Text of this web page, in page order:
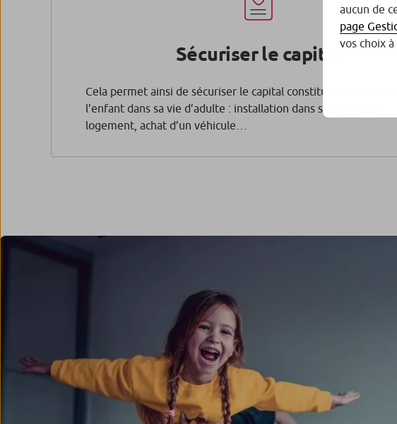
Sécuriser le capital
Cela permet ainsi de sécuriser le capital constitué pour
l’enfant dans sa vie d’adulte : installation dans son premier
logement, achat d’un véhicule…
aucun de
page
vos choix